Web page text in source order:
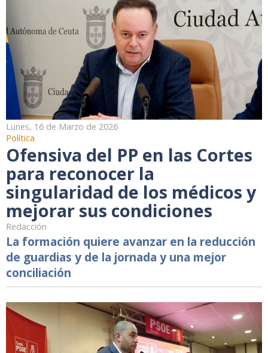
Lunes, 16 de Marzo de 2026
Política
Ofensiva del PP en las Cortes
para reconocer la
singularidad de los médicos y
mejorar sus condiciones
Redacción
La formación quiere avanzar en la reducción
de guardias y de la jornada y una mejor
conciliación